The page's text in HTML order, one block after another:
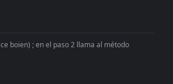
boien) ; en el paso 2 llama al método